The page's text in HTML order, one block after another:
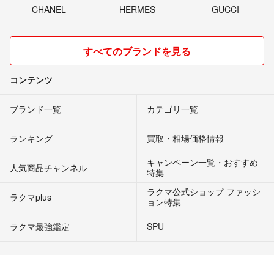
CHANEL HERMES GUCCI
すべてのブランドを見る
コンテンツ
ブランド一覧 カテゴリ一覧
ランキング 買取・相場価格情報
人気商品チャンネル
キャンペーン一覧・おすすめ
特集
ラクマplus
ラクマ公式ショップ ファッシ
ョン特集
ラクマ最強鑑定
SPU